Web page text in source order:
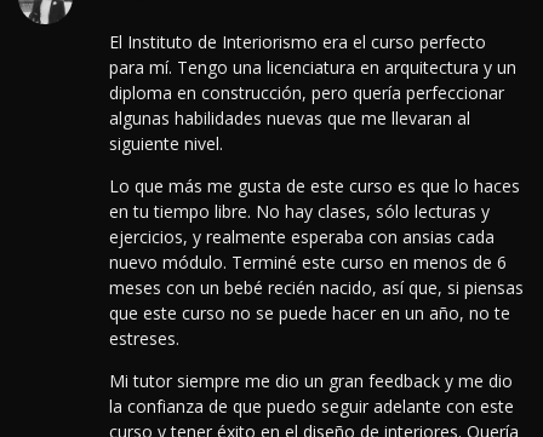
El Instituto de Interiorismo era el curso perfecto
para mí. Tengo una licenciatura en arquitectura y un
diploma en construcción, pero quería perfeccionar
algunas habilidades nuevas que me llevaran al
siguiente nivel.
Lo que más me gusta de este curso es que lo haces
en tu tiempo libre. No hay clases, sólo lecturas y
ejercicios, y realmente esperaba con ansias cada
nuevo módulo. Terminé este curso en menos de 6
meses con un bebé recién nacido, así que, si piensas
que este curso no se puede hacer en un año, no te
estreses.
Mi tutor siempre me dio un gran feedback y me dio
la confianza de que puedo seguir adelante con este
curso y tener éxito en el diseño de interiores. Quería